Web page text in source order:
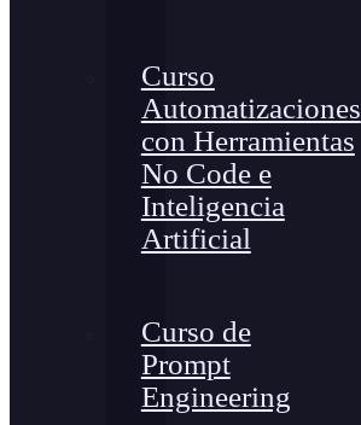
Curso
Automatizaciones
con Herramientas
No Code e
Inteligencia
Artificial
Curso de
Prompt
Engineering